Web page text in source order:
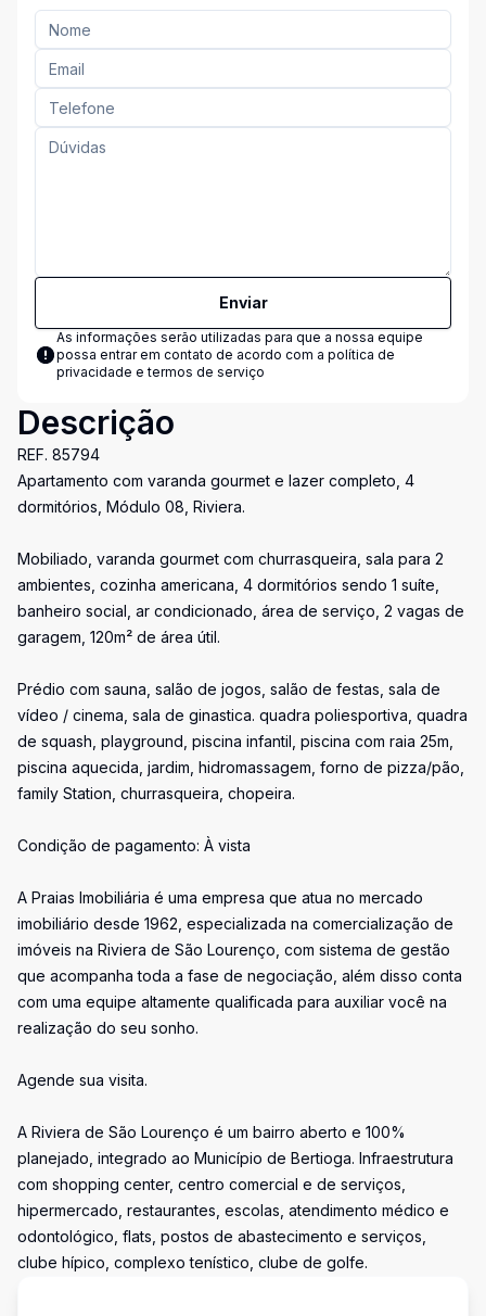
Enviar
As informações serão utilizadas para que a nossa equipe
possa entrar em contato de acordo com a política de
privacidade e termos de serviço
Descrição
REF. 85794
Apartamento com varanda gourmet e lazer completo, 4
dormitórios, Módulo 08, Riviera.
Mobiliado, varanda gourmet com churrasqueira, sala para 2
ambientes, cozinha americana, 4 dormitórios sendo 1 suíte,
banheiro social, ar condicionado, área de serviço, 2 vagas de
garagem, 120m² de área útil.
Prédio com sauna, salão de jogos, salão de festas, sala de
vídeo / cinema, sala de ginastica. quadra poliesportiva, quadra
de squash, playground, piscina infantil, piscina com raia 25m,
piscina aquecida, jardim, hidromassagem, forno de pizza/pão,
family Station, churrasqueira, chopeira.
Condição de pagamento: À vista
A Praias Imobiliária é uma empresa que atua no mercado
imobiliário desde 1962, especializada na comercialização de
imóveis na Riviera de São Lourenço, com sistema de gestão
que acompanha toda a fase de negociação, além disso conta
com uma equipe altamente qualificada para auxiliar você na
realização do seu sonho.
Agende sua visita.
A Riviera de São Lourenço é um bairro aberto e 100%
planejado, integrado ao Município de Bertioga. Infraestrutura
com shopping center, centro comercial e de serviços,
hipermercado, restaurantes, escolas, atendimento médico e
odontológico, flats, postos de abastecimento e serviços,
clube hípico, complexo tenístico, clube de golfe.